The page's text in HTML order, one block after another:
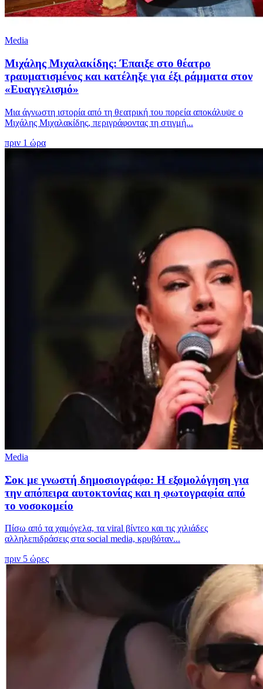
Media
Μιχάλης Μιχαλακίδης: Έπαιξε στο θέατρο
τραυματισμένος και κατέληξε για έξι ράμματα στον
«Ευαγγελισμό»
Μια άγνωστη ιστορία από τη θεατρική του πορεία αποκάλυψε ο
Μιχάλης Μιχαλακίδης, περιγράφοντας τη στιγμή...
πριν 1 ώρα
Media
Σοκ με γνωστή δημοσιογράφο: Η εξομολόγηση για
την απόπειρα αυτοκτονίας και η φωτογραφία από
το νοσοκομείο
Πίσω από τα χαμόγελα, τα viral βίντεο και τις χιλιάδες
αλληλεπιδράσεις στα social media, κρυβόταν...
πριν 5 ώρες